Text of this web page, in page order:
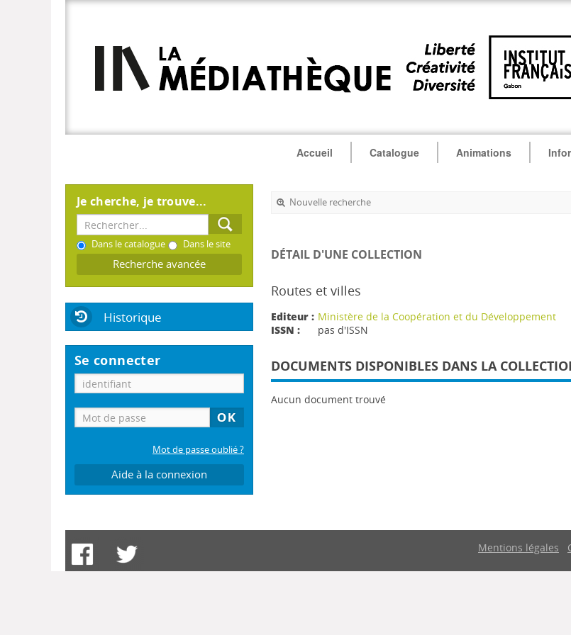
Accueil Catalogue Animations
Je cherche, je trouve...
Dans le catalogue Dans le site
Recherche avancée
Historique
Se connecter
Mot de passe oublié ?
Aide à la connexion
Nouvelle recherche
DÉTAIL D'UNE COLLECTION
Routes et villes
Editeur : Ministère de la Coopération et du Développement
ISSN :
pas d'ISSN
DOCUMENTS DISPONIBLES DANS LA
Aucun document trouvé
Mentions légales